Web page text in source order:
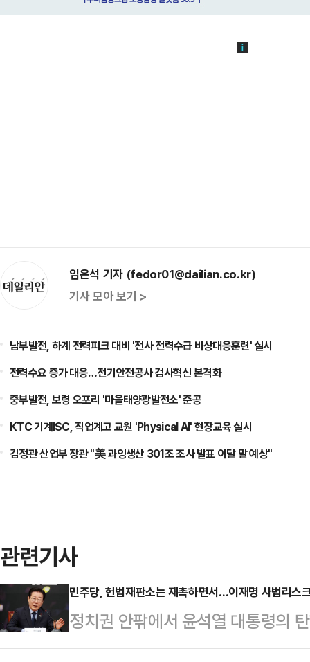
임은석 기자 (fedor01@dailian.co.kr)
기사 모아 보기 >
남부발전, 하계 전력피크 대비 '전사 전력수급 비상대응훈련' 실시
전력수요 증가 대응…전기안전공사 검사혁신 본격화
중부발전, 보령 오포리 '마을태양광발전소' 준공
KTC 기계ISC, 직업계고 교원 'Physical AI' 현장교육 실시
김정관 산업부 장관 "美 과잉생산 301조 조사 발표 이달 말 예상"
관련기사
민주당, 헌법재판소는 재촉하면서…이재명 사법리스
정치권 안팎에서 윤석열 대통령의
더불어민주당 대표의 사법리스크